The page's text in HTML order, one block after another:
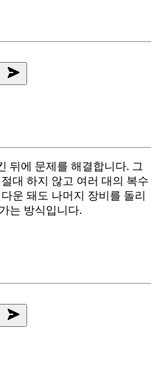
뒤에 문제를 해결합니다. 그
대 하지 않고 여러 대의 복수
운 돼도 나머지 장비를 돌리
는 방식입니다.